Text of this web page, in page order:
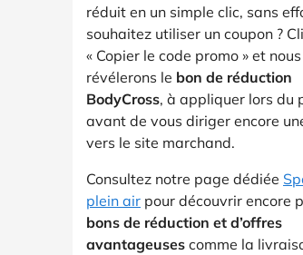
réduit en un simple clic, sans
souhaitez utiliser un coupon ?
« Copier le code promo » et nous
révélerons le bon de réduction
BodyCross, à appliquer lors du
avant de vous diriger encore
vers le site marchand.
Consultez notre page dédiée
plein air pour découvrir encore
bons de réduction et d’offres
avantageuses comme la